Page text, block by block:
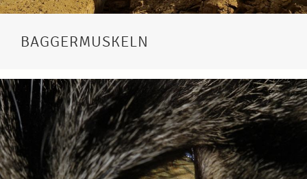
BAGGERMUSKELN